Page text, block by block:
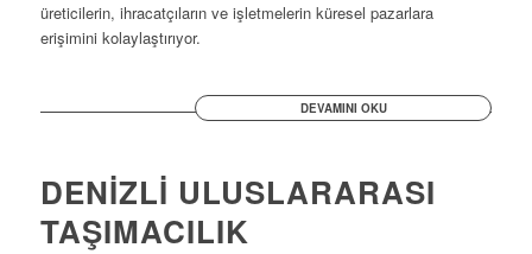
üreticilerin, ihracatçıların ve işletmelerin küresel pazarlara
erişimini kolaylaştırıyor.
DEVAMINI OKU
DENİZLİ ULUSLARARASI
TAŞIMACILIK